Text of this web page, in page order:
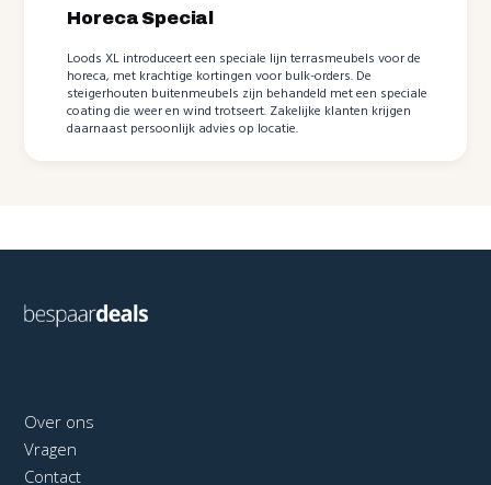
Horeca Special
Loods XL introduceert een speciale lijn terrasmeubels voor de
horeca, met krachtige kortingen voor bulk-orders. De
steigerhouten buitenmeubels zijn behandeld met een speciale
coating die weer en wind trotseert. Zakelijke klanten krijgen
daarnaast persoonlijk advies op locatie.
Over ons
Vragen
Contact